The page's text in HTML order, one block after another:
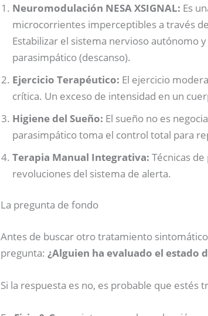
Neuromodulación NESA XSIGNAL: Es
microcorrientes imperceptibles a través
Estabilizar el sistema nervioso autónomo
parasimpático (descanso).
Ejercicio Terapéutico: El ejercicio
crítica. Un exceso de intensidad en un
Higiene del Sueño: El sueño no es
parasimpático toma el control total para
Terapia Manual Integrativa: Técnicas
revoluciones del sistema de alerta.
La pregunta de fondo
Antes de buscar otro tratamiento
pregunta: ¿Alguien ha evaluado el estado
Si la respuesta es no, es probable que estés